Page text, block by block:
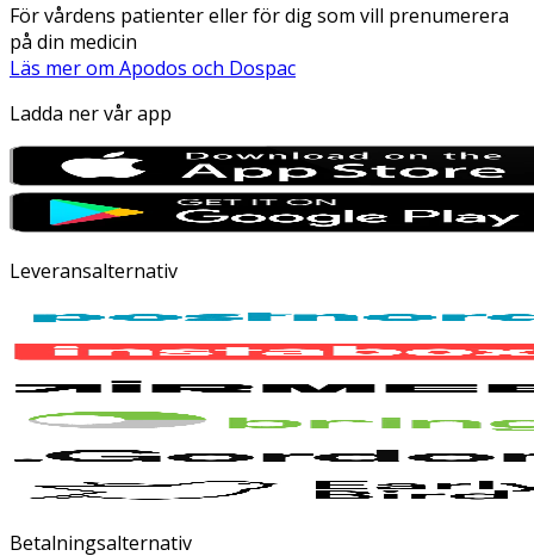
För vårdens patienter eller för dig som vill prenumerera
på din medicin
Läs mer om Apodos och Dospac
Ladda ner vår app
Leveransalternativ
Betalningsalternativ